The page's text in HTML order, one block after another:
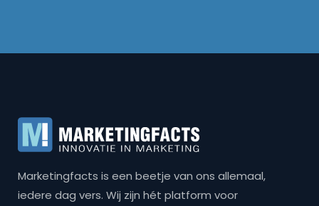
Marketingfacts is een beetje van ons allemaal,
iedere dag vers. Wij zijn hét platform voor